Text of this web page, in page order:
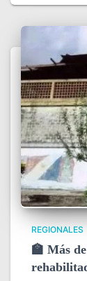
REGIONALES
🏫 Más